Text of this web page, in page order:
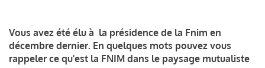
Vous avez été élu à la présidence de la Fnim en
décembre dernier. En quelques mots pouvez vous
rappeler ce qu'est la FNIM dans le paysage mutualiste